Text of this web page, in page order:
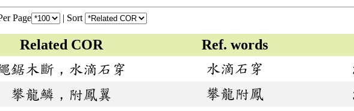
Page | Sort
Related COR Ref. words
鋸木斷，水滴石穿 水滴石穿
攀龍鱗，附鳳翼 攀龍附鳳